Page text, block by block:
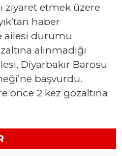
ziyaret etmek üzere
haber
ailesi durumu
alınmadığı
Diyarbakır Barosu
başvurdu.
önce 2 kez gözaltına